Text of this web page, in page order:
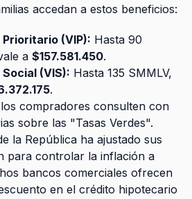
accedan a estos beneficios:
(VIP): Hasta 90
a $157.581.450.
(VIS): Hasta 135 SMMLV,
.
compradores consulten con
sobre las "Tasas Verdes".
la República ha ajustado sus
para controlar la inflación a
bancos comerciales ofrecen
en el crédito hipotecario